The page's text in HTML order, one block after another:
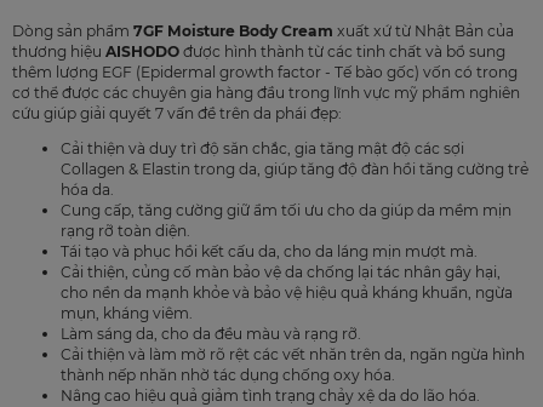
Dòng sản phẩm 7GF Moisture Body Cream xuất xứ từ Nhật Bản của
thương hiệu AISHODO được hình thành từ các tinh chất và bổ sung
thêm lượng EGF (Epidermal growth factor - Tế bào gốc) vốn có trong
cơ thể được các chuyên gia hàng đầu trong lĩnh vực mỹ phẩm nghiên
cứu giúp giải quyết 7 vấn đề trên da phái đẹp:
Cải thiện và duy trì độ săn chắc, gia tăng mật độ các sợi
Collagen & Elastin trong da, giúp tăng độ đàn hồi tăng cường trẻ
hóa da.
Cung cấp, tăng cường giữ ẩm tối ưu cho da giúp da mềm mịn
rạng rỡ toàn diện.
Tái tạo và phục hồi kết cấu da, cho da láng mịn mượt mà.
Cải thiện, củng cố màn bảo vệ da chống lại tác nhân gây hại,
cho nền da mạnh khỏe và bảo vệ hiệu quả kháng khuẩn, ngừa
mụn, kháng viêm.
Làm sáng da, cho da đều màu và rạng rỡ.
Cải thiện và làm mờ rõ rệt các vết nhăn trên da, ngăn ngừa hình
thành nếp nhăn nhờ tác dụng chống oxy hóa.
Nâng cao hiệu quả giảm tình trạng chảy xệ da do lão hóa.